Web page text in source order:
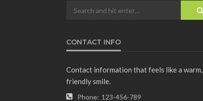
CONTACT INFO
Contact information that feels like a warm,
friendly smile.
Phone: 123-456-789